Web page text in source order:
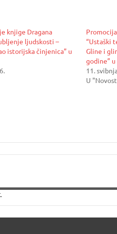
knjige Dragana
ljudskosti –
istorijska činjenica” u
“Ustaški
Gline i
godine” u
11.
U